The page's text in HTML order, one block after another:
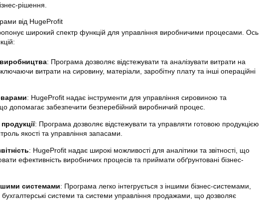
рішення.
від HugeProfit
широкий спектр функцій для управління виробничими процесами. Ось
: Програма дозволяє відстежувати та аналізувати витрати на
витрати на сировину, матеріали, заробітну плату та інші операційні
: HugeProfit надає інструменти для управління сировиною та
допомагає забезпечити безперебійний виробничий процес.
: Програма дозволяє відстежувати та управляти готовою продукцією,
якості та управління запасами.
: HugeProfit надає широкі можливості для аналітики та звітності, що
ефективність виробничих процесів та приймати обґрунтовані бізнес-
системами: Програма легко інтегрується з іншими бізнес-системами,
бухгалтерські системи та системи управління продажами, що дозволяє